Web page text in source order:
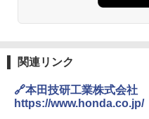
関連リンク
🔗本田技研工業株式会社
https://www.honda.co.jp/